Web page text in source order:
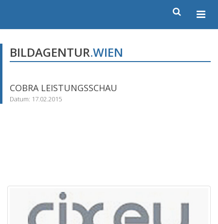
BILDAGENTUR.WIEN
COBRA LEISTUNGSSCHAU
Datum: 17.02.2015